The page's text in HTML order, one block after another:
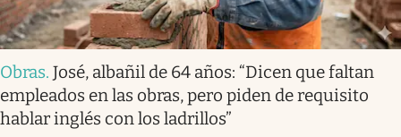
Obras. José, albañil de 64 años: “Dicen que faltan
empleados en las obras, pero piden de requisito
hablar inglés con los ladrillos”